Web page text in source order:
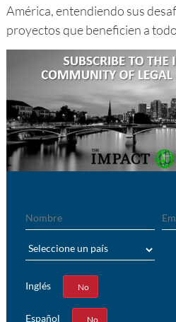
América, entendiendo sus
proyectos que beneficien a
Inglés
Sí No
Español
Sí No